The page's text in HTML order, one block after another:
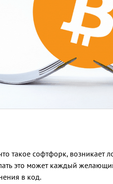
такое софтфорк, возникает
это может каждый
в код.